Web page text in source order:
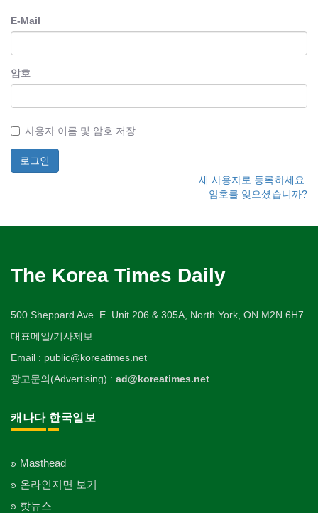
E-Mail
암호
사용자 이름 및 암호 저장
새 사용자로 등록하세요.
암호를 잊으셨습니까?
The Korea Times Daily
500 Sheppard Ave. E. Unit 206 & 305A, North York, ON M2N 6H7
대표메일/기사제보
Email : public@koreatimes.net
광고문의(Advertising) : ad@koreatimes.net
캐나다 한국일보
Masthead
온라인지면 보기
핫뉴스